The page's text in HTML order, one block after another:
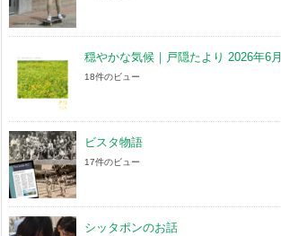
穏やかな気候｜戸隠たより 2026年6月
18件のビュー
ビスタ物語
17件のビュー
シッタポンのお話